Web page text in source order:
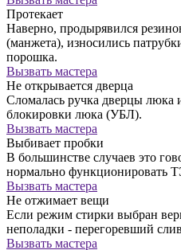
Протекает
Наверно, продырявился
(манжета), износились
порошка.
Вызвать мастера
Не открывается дверца
Сломалась ручка дверцы люка
блокировки люка (УБЛ).
Вызвать мастера
Выбивает пробки
В большинстве случаев это
нормально функционировать
Вызвать мастера
Не отжимает вещи
Если режим стирки выбран
неполадки - перегоревший
Вызвать мастера